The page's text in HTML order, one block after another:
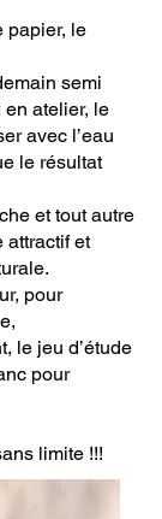
papier, le
semi
en atelier, le
avec l’eau
le résultat
et tout autre
attractif et
pour
le jeu d’étude
pour
limite !!!